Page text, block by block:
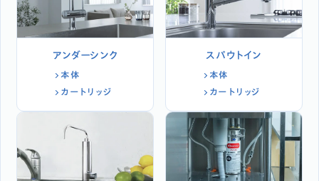
アンダーシンク
本体
カートリッジ
スパウトイン
本体
カートリッジ